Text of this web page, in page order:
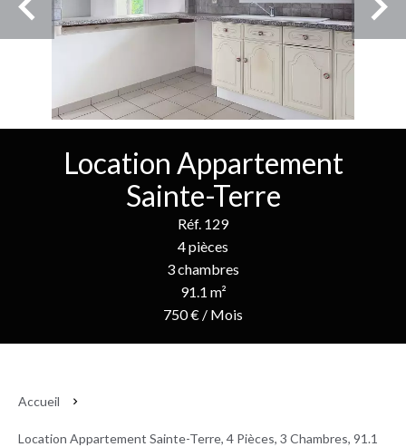
Location Appartement
Sainte-Terre
Réf. 129
4 pièces
3 chambres
91.1 m²
750 € / Mois
Accueil
Location Appartement Sainte-Terre, 4 Pièces, 3 Chambres, 91.1